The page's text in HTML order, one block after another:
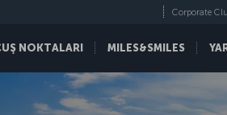
NOKTALARI MILES&SMILES
Corporate